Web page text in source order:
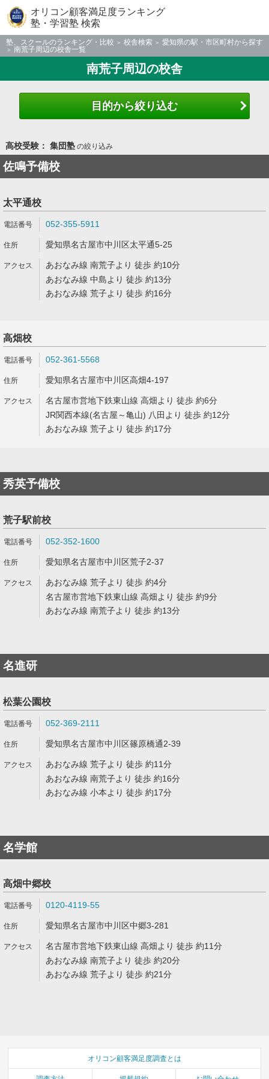
オリコン顧客満足度ランキング
塾・学習塾 検索
塾、スクールのランキング・比較 校舎検索
愛知県の駅・市区町村から探す
南荒子周辺の校舎一覧
南荒子周辺の校舎
目的から絞り込む
高校受験： 集団塾の絞り込み
佐鳴予備校
太平通校
052-355-5911
愛知県名古屋市中川区太平通5-25
あおなみ線 南荒子より 徒歩 約10分
あおなみ線 中島より 徒歩 約13分
あおなみ線 荒子より 徒歩 約16分
高畑校
052-361-5568
愛知県名古屋市中川区高畑4-197
名古屋市営地下鉄東山線 高畑より 徒歩 約6分
JR関西本線(名古屋～亀山) 八田より 徒歩 約12分
あおなみ線 荒子より 徒歩 約17分
秀英予備校
荒子駅前校
052-352-1600
愛知県名古屋市中川区荒子2-37
あおなみ線 荒子より 徒歩 約4分
名古屋市営地下鉄東山線 高畑より 徒歩 約9分
あおなみ線 南荒子より 徒歩 約13分
名進研
松葉公園校
052-369-2111
愛知県名古屋市中川区篠原橋通2-39
あおなみ線 荒子より 徒歩 約11分
あおなみ線 南荒子より 徒歩 約16分
あおなみ線 小本より 徒歩 約17分
名学館
高畑中郷校
0120-4119-55
愛知県名古屋市中川区中郷3-281
名古屋市営地下鉄東山線 高畑より 徒歩 約11分
あおなみ線 南荒子より 徒歩 約20分
あおなみ線 荒子より 徒歩 約21分
オリコン顧客満足度調査とは